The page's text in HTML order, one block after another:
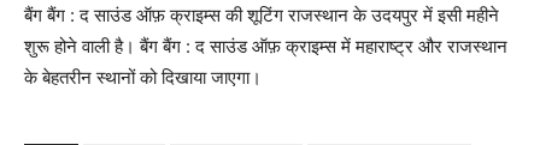
बैंग बैंग : द साउंड ऑफ़ क्राइम्स की शूटिंग राजस्‍थान के उदयपुर में इसी महीने
शुरू होने वाली है। बैंग बैंग : द साउंड ऑफ़ क्राइम्स में महाराष्‍ट्र और राजस्‍थान
के बेहतरीन स्‍थानों को दिखाया जाएगा।